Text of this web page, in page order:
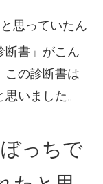
と思っていたん
断書」がこん
この診断書は
いました。
ぼっちで